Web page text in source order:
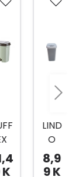
LIND
O
KANT
A
8,9
9 K